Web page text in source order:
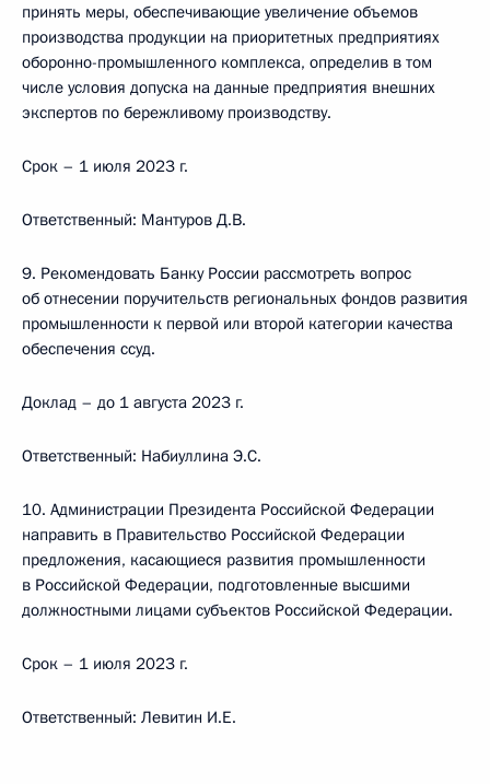
принять меры, обеспечивающие увеличение объемов
производства продукции на приоритетных предприятиях
оборонно-промышленного комплекса, определив в том
числе условия допуска на данные предприятия внешних
экспертов по бережливому производству.
Срок – 1 июля 2023 г.
Ответственный: Мантуров Д.В.
9. Рекомендовать Банку России рассмотреть вопрос
об отнесении поручительств региональных фондов развития
промышленности к первой или второй категории качества
обеспечения ссуд.
Доклад – до 1 августа 2023 г.
Ответственный: Набиуллина Э.С.
10. Администрации Президента Российской Федерации
направить в Правительство Российской Федерации
предложения, касающиеся развития промышленности
в Российской Федерации, подготовленные высшими
должностными лицами субъектов Российской Федерации.
Срок – 1 июля 2023 г.
Ответственный: Левитин И.Е.